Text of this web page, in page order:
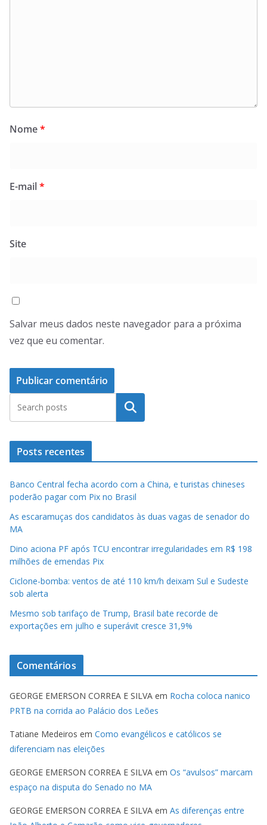
Nome*
E-mail*
Site
Salvar meus dados neste navegador para a próxima
vez que eu comentar.
Pesquisar
Posts recentes
Banco Central fecha acordo com a China, e turistas chineses
poderão pagar com Pix no Brasil
As escaramuças dos candidatos às duas vagas de senador do
MA
Dino aciona PF após TCU encontrar irregularidades em R$ 198
milhões de emendas Pix
Ciclone-bomba: ventos de até 110 km/h deixam Sul e Sudeste
sob alerta
Mesmo sob tarifaço de Trump, Brasil bate recorde de
exportações em julho e superávit cresce 31,9%
Comentários
GEORGE EMERSON CORREA E SILVA em Rocha coloca nanico
PRTB na corrida ao Palácio dos Leões
Tatiane Medeiros em Como evangélicos e católicos se
diferenciam nas eleições
GEORGE EMERSON CORREA E SILVA em Os “avulsos” marcam
espaço na disputa do Senado no MA
GEORGE EMERSON CORREA E SILVA em As diferenças entre